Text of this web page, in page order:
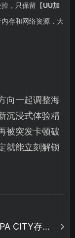
，只保留【UU加
存和网络资源，大
向一起调整海
沉浸式体验精
被突发卡顿破
就能立刻解锁
CITY存档